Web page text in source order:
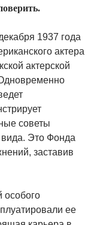
1937 года
актера
актерской
советы
вида. Это Фонда
заставив
особого
ее